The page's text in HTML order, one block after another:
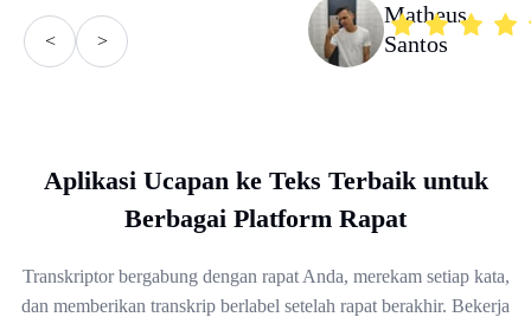
< >
Matheus
Santos
Aplikasi Ucapan ke Teks Terbaik untuk
Berbagai Platform Rapat
Transkriptor bergabung dengan rapat Anda, merekam setiap kata,
dan memberikan transkrip berlabel setelah rapat berakhir. Bekerja